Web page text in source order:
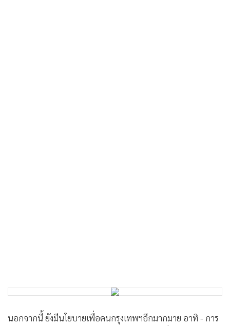
นอกจากนี้ ยังมีนโยบายเพื่อคนกรุงเทพฯอีกมากมาย อาทิ - การ
ทุกๆพื้นที่ในกรุงเทพมหานครอย่างมีประสิทธิภาพและไม่มีค่าใช้